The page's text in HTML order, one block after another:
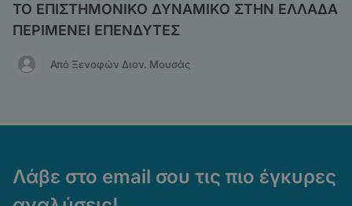
ΤΟ ΕΠΙΣΤΗΜΟΝΙΚΟ ΔΥΝΑΜΙΚΟ ΣΤΗΝ ΕΛΛΑΔΑ
ΠΕΡΙΜΕΝΕΙ ΕΠΕΝΔΥΤΕΣ
Από Ξενοφών Διον. Μουσάς
Λάβε στο email σου τις πιο έγκυρες